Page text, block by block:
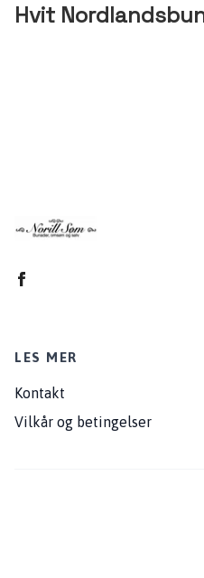
Hvit
LES MER
Kontakt
Vilkår og betingelser